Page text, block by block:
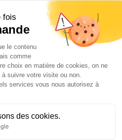
fois
du
le contenu
comme
choix en matière de cookies, on ne
suivre votre visite ou non.
services vous nous autorisez à
des cookies.
consent
conseils…)
éditorial TikTok, même
outil comme Notion), pour
et ne jamais être à court